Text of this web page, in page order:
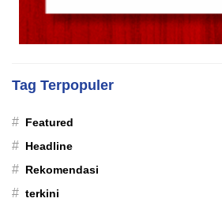
Tag Terpopuler
# Featured
# Headline
# Rekomendasi
# terkini